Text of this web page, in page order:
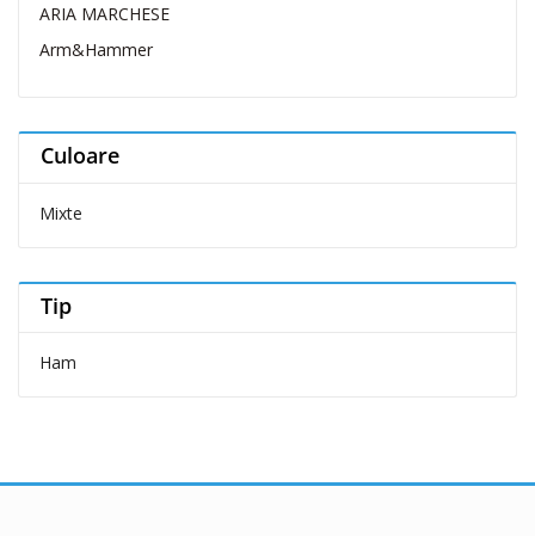
ARIA MARCHESE
Arm&Hammer
Bellovero
Carnevale
Cat's Best
Chipsi
Culoare
Mixte
Tip
Ham